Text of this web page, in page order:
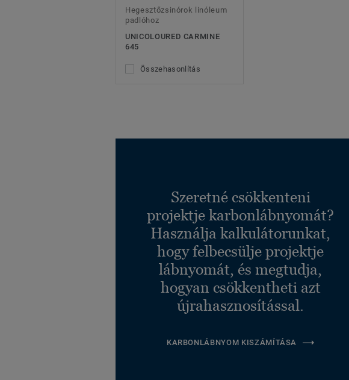
Hegesztőzsinórok linóleum
padlóhoz
UNICOLOURED CARMINE
645
Összehasonlítás
Szeretné csökkenteni
projektje karbonlábnyomát?
Használja kalkulátorunkat,
hogy felbecsülje projektje
lábnyomát, és megtudja,
hogyan csökkentheti azt
újrahasznosítással.
KARBONLÁBNYOM KISZÁMÍTÁSA